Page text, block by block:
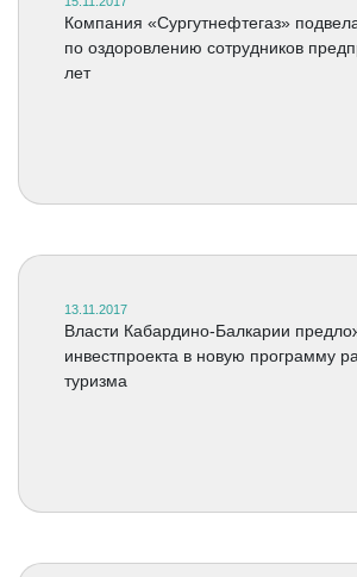
Компания «Сургутнефтегаз»
по оздоровлению сотрудников
лет
13.11.2017
Власти Кабардино-Балкарии
инвестпроекта в новую программу
туризма